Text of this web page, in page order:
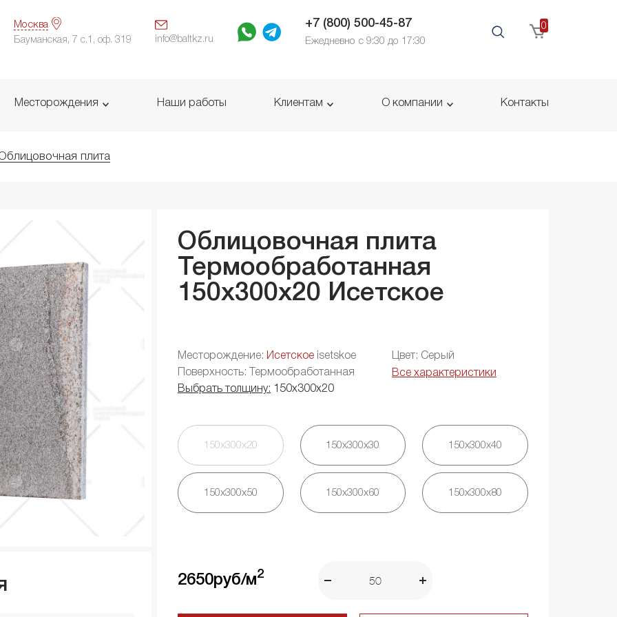
Москва
Бауманская, 7 с.1, оф. 319 info@baltkz.ru
+7 (800) 500-45-87
Ежедневно с 9:30 до 17:30
0
Месторождения Наши работы Клиентам О компании Контакты
плита
Облицовочная плита
Термообработанная
150x300x20 Исетское
Месторождение: Исетское isetskoe
Цвет: Серый
Поверхность: Термообработанная
Все характеристики
Выбрать толщину:
150х300х20
150х300х20 150х300х30 150х300х40
150х300х50 150х300х60 150х300х80
2650руб/м2